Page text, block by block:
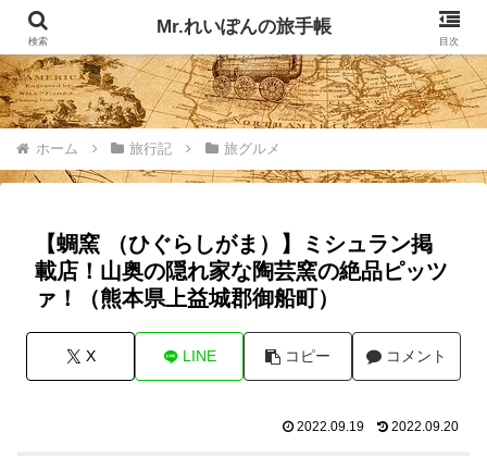
記事掲載マップ お問い合わせ
ホーム 旅行記 旅グルメ
【蜩窯 （ひぐらしがま）】ミシュラン掲
載店！山奥の隠れ家な陶芸窯の絶品ピッツ
ァ！（熊本県上益城郡御船町）
X LINE コピー コメント
2022.09.19 2022.09.20
検索
Mr.れいぽんの旅手帳
目次